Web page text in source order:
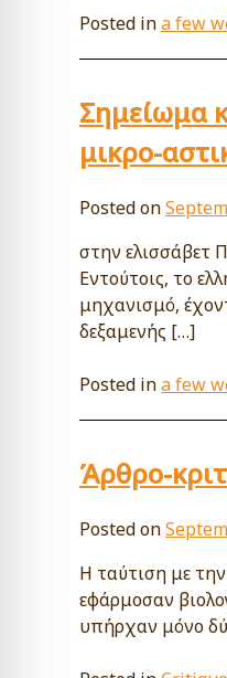
Posted ina few
Σημείωμα
μικρο-
Posted on
στην ελισσάβετ
Εντούτοις, το
μηχανισμό,
δεξαμενής […]
Posted ina few
Άρθρο-
Posted on
Η ταύτιση με
εφάρμοσαν
υπήρχαν μόνο